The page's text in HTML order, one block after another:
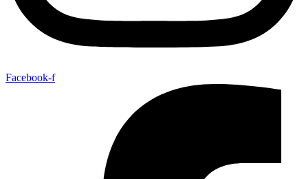
Facebook-f